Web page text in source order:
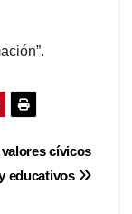
cívicos
educativos